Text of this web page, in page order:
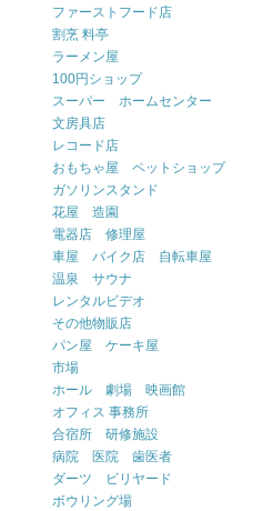
ファーストフード店
割烹 料亭
ラーメン屋
100円ショップ
スーパー ホームセンター
文房具店
レコード店
おもちゃ屋 ペットショップ
ガソリンスタンド
花屋 造園
電器店 修理屋
車屋 バイク店 自転車屋
温泉 サウナ
レンタルビデオ
その他物販店
パン屋 ケーキ屋
市場
ホール 劇場 映画館
オフィス 事務所
合宿所 研修施設
病院 医院 歯医者
ダーツ ビリヤード
ボウリング場